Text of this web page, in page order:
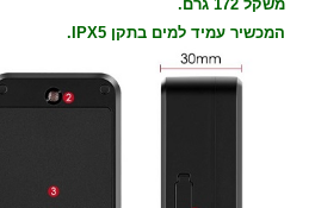
משקל 172 גרם.
המכשיר עמיד למים בתקן IPX5.